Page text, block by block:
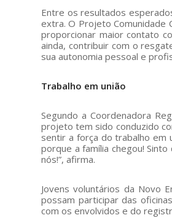
Entre os resultados
extra. O Projeto Comunidade
proporcionar maior contato
ainda, contribuir com o
sua autonomia pessoal e
Trabalho em união
Segundo a Coordenadora
projeto tem sido conduzido
sentir a força do trabalho em
porque a família chegou!
nós!”, afirma.
Jovens voluntários da Novo
possam participar das
com os envolvidos e do